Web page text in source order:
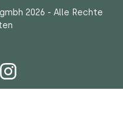
2026 - Alle Rechte